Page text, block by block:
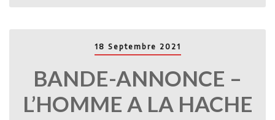
18 Septembre 2021
BANDE-ANNONCE –
L’HOMME A LA HACHE